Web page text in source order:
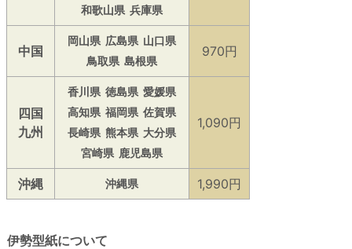
和歌山県 兵庫県
中国
岡山県 広島県 山口県
鳥取県 島根県
970円
四国
九州
香川県 徳島県 愛媛県
高知県 福岡県 佐賀県
長崎県 熊本県 大分県
宮崎県 鹿児島県
1,090円
沖縄 沖縄県 1,990円
伊勢型紙について